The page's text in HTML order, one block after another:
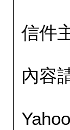
信件
內容